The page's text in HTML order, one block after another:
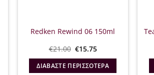
Redken Rewind 06 150ml
€21.00 Original
was:
€21.00.
€15.75Η
τιμή
είναι:
ΔΙΑΒΆΣΤΕ ΠΕΡΙΣΣΌΤΕΡΑ